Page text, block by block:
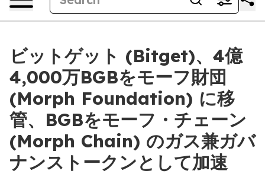
ビットゲット (Bitget)、4億
4,000万BGBをモーフ財団
(Morph Foundation) に移
管、BGBをモーフ・チェーン
(Morph Chain) のガス兼ガバ
ナンストークンとして加速